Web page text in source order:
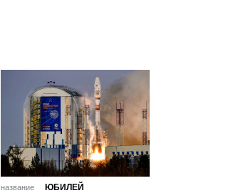
название
ЮБИЛЕЙ